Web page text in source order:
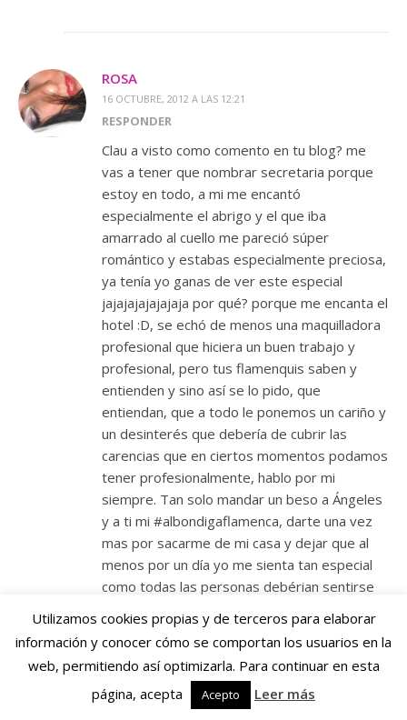
ROSA
16 OCTUBRE, 2012 A LAS 12:21
RESPONDER
Clau a visto como comento en tu blog? me
vas a tener que nombrar secretaria porque
estoy en todo, a mi me encantó
especialmente el abrigo y el que iba
amarrado al cuello me pareció súper
romántico y estabas especialmente preciosa,
ya tenía yo ganas de ver este especial
jajajajajajajaja por qué? porque me encanta el
hotel :D, se echó de menos una maquilladora
profesional que hiciera un buen trabajo y
profesional, pero tus flamenquis saben y
entienden y sino así se lo pido, que
entiendan, que a todo le ponemos un cariño y
un desinterés que debería de cubrir las
carencias que en ciertos momentos podamos
tener profesionalmente, hablo por mi
siempre. Tan solo mandar un beso a Ángeles
y a ti mi #albondigaflamenca, darte una vez
mas por sacarme de mi casa y dejar que al
menos por un día yo me sienta tan especial
como todas las personas debérian sentirse
#albondigapeluquera!! besitos REINA.
http://www.130ybajando.blogspot.com
Utilizamos cookies propias y de terceros para elaborar
información y conocer cómo se comportan los usuarios en la
web, permitiendo así optimizarla. Para continuar en esta
página, acepta
Acepto Leer más